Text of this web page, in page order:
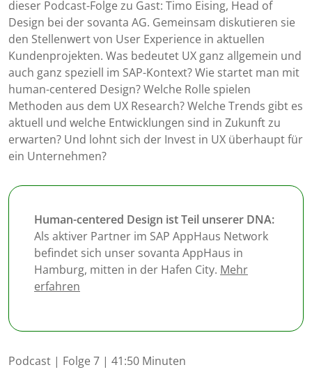
dieser Podcast-Folge zu Gast: Timo Eising, Head of
Design bei der sovanta AG. Gemeinsam diskutieren sie
den Stellenwert von User Experience in aktuellen
Kundenprojekten. Was bedeutet UX ganz allgemein und
auch ganz speziell im SAP-Kontext? Wie startet man mit
human-centered Design? Welche Rolle spielen
Methoden aus dem UX Research? Welche Trends gibt es
aktuell und welche Entwicklungen sind in Zukunft zu
erwarten? Und lohnt sich der Invest in UX überhaupt für
ein Unternehmen?
Human-centered Design ist Teil unserer DNA:
Als aktiver Partner im SAP AppHaus Network
befindet sich unser sovanta AppHaus in
Hamburg, mitten in der Hafen City. Mehr
erfahren
Podcast | Folge 7 | 41:50 Minuten